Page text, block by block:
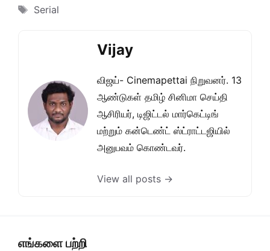
Tags
Serial
Vijay
விஜய்- Cinemapettai நிறுவனர். 13
ஆண்டுகள் தமிழ் சினிமா செய்தி
ஆசிரியர், டிஜிட்டல் மார்கெட்டிங்
மற்றும் கன்டெண்ட் ஸ்ட்ராட்டஜியில்
அனுபவம் கொண்டவர்.
View all posts →
எங்களை பற்றி